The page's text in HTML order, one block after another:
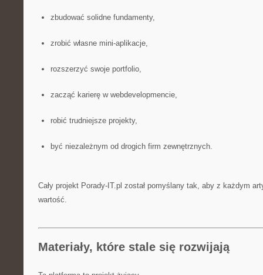
zbudować solidne fundamenty,
zrobić własne mini-aplikacje,
rozszerzyć swoje portfolio,
zacząć karierę w webdevelopmencie,
robić trudniejsze projekty,
być niezależnym od drogich firm zewnętrznych.
Cały projekt Porady-IT.pl został pomyślany tak, aby z każdym
wartość.
Materiały, które stale się rozwijają